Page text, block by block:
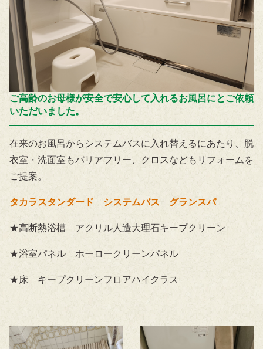
ご高齢のお母様が安全で安心して入れるお風呂にとご依頼
いただいました。
在来のお風呂からシステムバスに入れ替えるにあたり、脱
衣室・洗面室もバリアフリー、クロスなどもリフォームを
ご提案。
タカラスタンダード システムバス グランスパ
★高断熱浴槽 アクリル人造大理石キープクリーン
★浴室パネル ホーロークリーンパネル
★床 キープクリーンフロアハイクラス